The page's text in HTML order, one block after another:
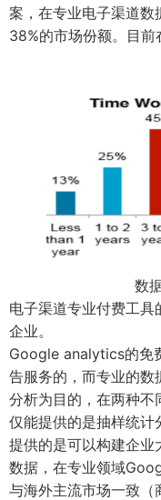
案，在专业电子渠道
38%的市场份额。目前
数
电子渠道专业付费工
企业。
Google analytics的免
告服务的，而专业的数
分析为目的，在两种
仅能提供的是抽样统计
提供的是可以构建企业
数据，在专业领域
与海外主流市场一致（